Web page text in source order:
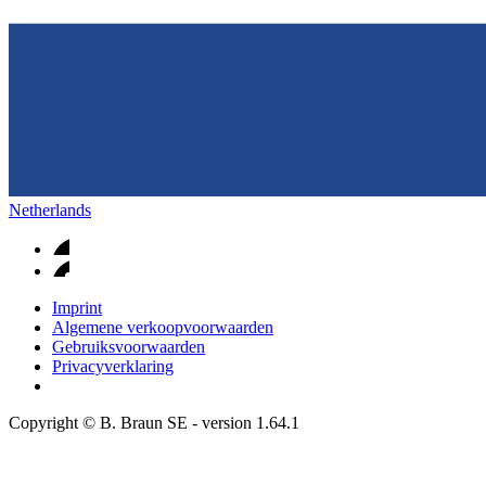
Netherlands
Imprint
Algemene verkoopvoorwaarden
Gebruiksvoorwaarden
Privacyverklaring
Copyright © B. Braun SE - version 1.64.1